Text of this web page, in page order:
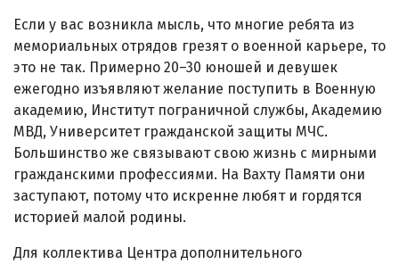
Если у вас возникла мысль, что многие ребята из
мемориальных отрядов грезят о военной карьере, то
это не так. Примерно 20–30 юношей и девушек
ежегодно изъявляют желание поступить в Военную
академию, Институт пограничной службы, Академию
МВД, Университет гражданской защиты МЧС.
Большинство же связывают свою жизнь с мирными
гражданскими профессиями. На Вахту Памяти они
заступают, потому что искренне любят и гордятся
историей малой родины.
Для коллектива Центра дополнительного